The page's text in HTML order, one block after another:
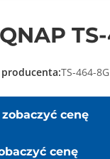
TS-464-8G
cenę
cenę